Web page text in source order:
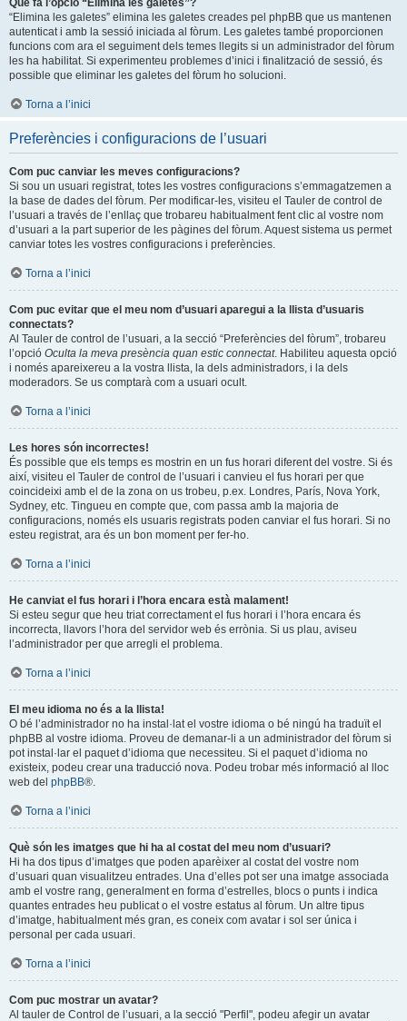
Què fa l’opció “Elimina les galetes”?
“Elimina les galetes” elimina les galetes creades pel phpBB que us mantenen
autenticat i amb la sessió iniciada al fòrum. Les galetes també proporcionen
funcions com ara el seguiment dels temes llegits si un administrador del fòrum
les ha habilitat. Si experimenteu problemes d’inici i finalització de sessió, és
possible que eliminar les galetes del fòrum ho solucioni.
Torna a l’inici
Preferències i configuracions de l’usuari
Com puc canviar les meves configuracions?
Si sou un usuari registrat, totes les vostres configuracions s’emmagatzemen a
la base de dades del fòrum. Per modificar-les, visiteu el Tauler de control de
l’usuari a través de l’enllaç que trobareu habitualment fent clic al vostre nom
d’usuari a la part superior de les pàgines del fòrum. Aquest sistema us permet
canviar totes les vostres configuracions i preferències.
Torna a l’inici
Com puc evitar que el meu nom d’usuari aparegui a la llista d’usuaris
connectats?
Al Tauler de control de l’usuari, a la secció “Preferències del fòrum”, trobareu
l’opció Oculta la meva presència quan estic connectat. Habiliteu aquesta opció
i només apareixereu a la vostra llista, la dels administradors, i la dels
moderadors. Se us comptarà com a usuari ocult.
Torna a l’inici
Les hores són incorrectes!
És possible que els temps es mostrin en un fus horari diferent del vostre. Si és
així, visiteu el Tauler de control de l’usuari i canvieu el fus horari per que
coincideixi amb el de la zona on us trobeu, p.ex. Londres, París, Nova York,
Sydney, etc. Tingueu en compte que, com passa amb la majoria de
configuracions, només els usuaris registrats poden canviar el fus horari. Si no
esteu registrat, ara és un bon moment per fer-ho.
Torna a l’inici
He canviat el fus horari i l’hora encara està malament!
Si esteu segur que heu triat correctament el fus horari i l’hora encara és
incorrecta, llavors l’hora del servidor web és errònia. Si us plau, aviseu
l’administrador per que arregli el problema.
Torna a l’inici
El meu idioma no és a la llista!
O bé l’administrador no ha instal·lat el vostre idioma o bé ningú ha traduït el
phpBB al vostre idioma. Proveu de demanar-li a un administrador del fòrum si
pot instal·lar el paquet d’idioma que necessiteu. Si el paquet d’idioma no
existeix, podeu crear una traducció nova. Podeu trobar més informació al lloc
web del phpBB®.
Torna a l’inici
Què són les imatges que hi ha al costat del meu nom d’usuari?
Hi ha dos tipus d’imatges que poden aparèixer al costat del vostre nom
d’usuari quan visualitzeu entrades. Una d’elles pot ser una imatge associada
amb el vostre rang, generalment en forma d’estrelles, blocs o punts i indica
quantes entrades heu publicat o el vostre estatus al fòrum. Un altre tipus
d’imatge, habitualment més gran, es coneix com avatar i sol ser única i
personal per cada usuari.
Torna a l’inici
Com puc mostrar un avatar?
Al tauler de Control de l’usuari, a la secció "Perfil", podeu afegir un avatar